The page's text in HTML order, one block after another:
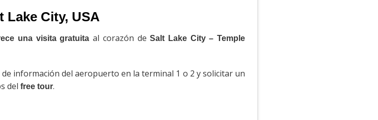
Lake City, USA
una visita gratuita al corazón deSalt Lake City – Temple
información del aeropuerto en la terminal 1 o 2 y solicitar un
del free tour.